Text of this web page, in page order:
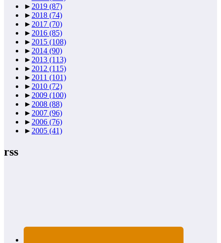
► 2019 (87)
► 2018 (74)
► 2017 (70)
► 2016 (85)
► 2015 (108)
► 2014 (90)
► 2013 (113)
► 2012 (115)
► 2011 (101)
► 2010 (72)
► 2009 (100)
► 2008 (88)
► 2007 (96)
► 2006 (76)
► 2005 (41)
rss